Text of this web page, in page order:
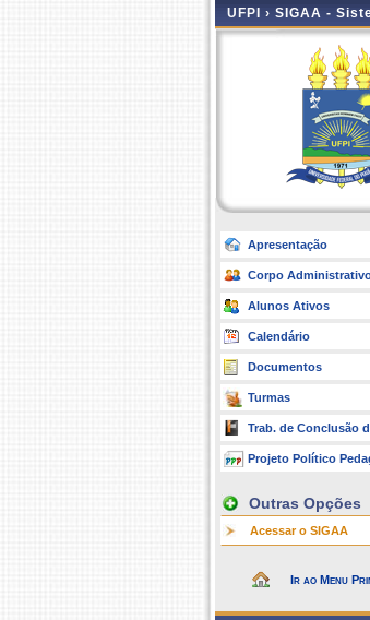
UFPI › SIGAA -
Apresentação
Corpo
Alunos Ativos
Calendário
Documentos
Turmas
Trab. de Conclusão
Projeto Político
Outras Opções
Acessar o SIGAA
Ir ao Menu